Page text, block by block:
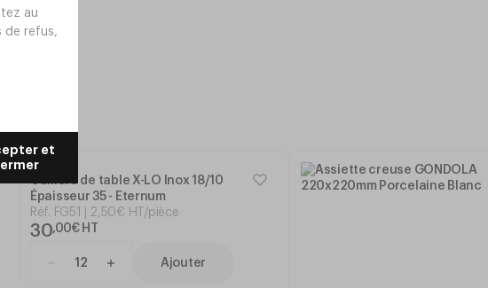
Cuillère de table X-LO Inox 18/10
Épaisseur 35 - Eternum
Réf. FG51 2,50€ HT/pièce
30,00€ HT
Ajouter